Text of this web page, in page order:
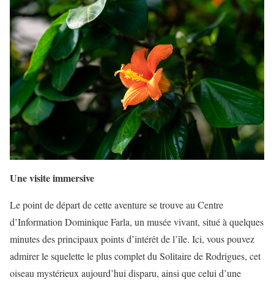
Une visite immersive
Le point de départ de cette aventure se trouve au Centre
d’Information Dominique Farla, un musée vivant, situé à quelques
minutes des principaux points d’intérêt de l’île. Ici, vous pouvez
admirer le squelette le plus complet du Solitaire de Rodrigues, cet
oiseau mystérieux aujourd’hui disparu, ainsi que celui d’une